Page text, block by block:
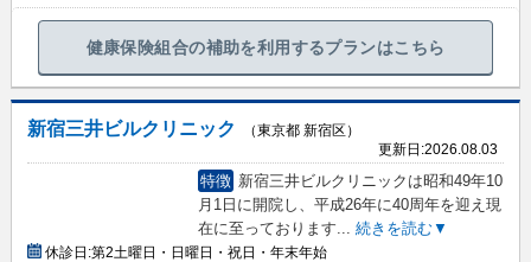
健康保険組合の補助を利用するプランはこちら
新宿三井ビルクリニック
（東京都 新宿区）
更新日:2026.08.03
特徴 新宿三井ビルクリニックは昭和49年10
月1日に開院し、平成26年に40周年を迎え現
在に至っております
続きを読む▼
休診日:第2土曜日・日曜日・祝日・年末年始